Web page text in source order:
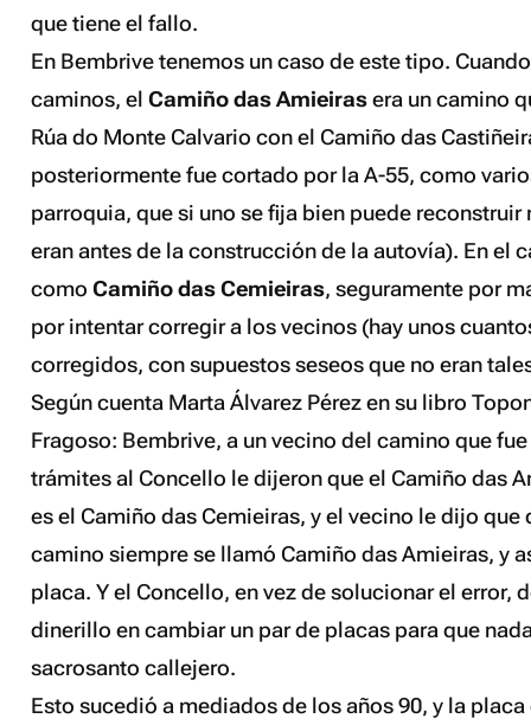
que tiene el fallo.
En Bembrive tenemos un caso de este tipo.
caminos, elCamiño das Amieirasera un camino
Rúa do Monte Calvario con el Camiño das
posteriormente fue cortado por la A-55, como
parroquia, que si uno se fija bien puede
eran antes de la construcción de la autovía). En el
comoCamiño das Cemieiras, seguramente por
por intentar corregir a los vecinos (hay unos
corregidos, con supuestos seseos que no eran
Según cuenta Marta Álvarez Pérez en su libro
Fragoso: Bembrive, a un vecino del camino que
trámites al Concello le dijeron que el Camiño das
es el Camiño das Cemieiras, y el vecino le dijo que
camino siempre se llamó Camiño das Amieiras, y
placa. Y el Concello, en vez de solucionar el error,
dinerillo en cambiar un par de placas para que
sacrosanto callejero.
Esto sucedió a mediados de los años 90, y la